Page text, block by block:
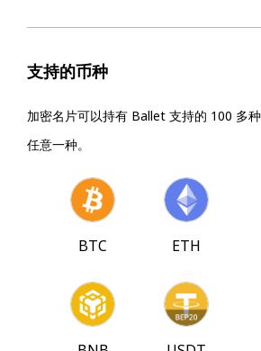
支持的币种
加密名片可以持有 Ballet 支持的 100 多
任意一种。
BTC ETH